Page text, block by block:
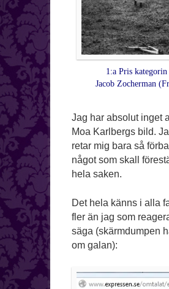
1:a Pris
Jacob Zocherman
Jag har absolut inget
Moa Karlbergs bild.
retar mig bara så
något som skall
hela saken.
Det hela känns i alla
fler än jag som
säga (skärmdumpen
om galan):